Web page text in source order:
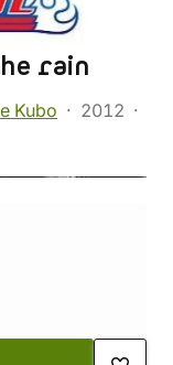
rain
Kubo
2012